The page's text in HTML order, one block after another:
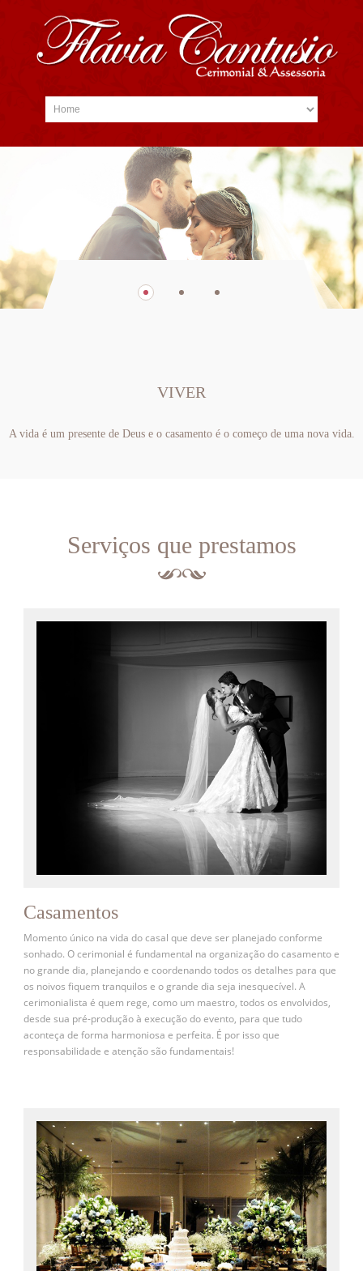
VIVER
A vida é um presente de Deus e o casamento é o começo de uma nova vida.
Serviços que prestamos
Casamentos
Momento único na vida do casal que deve ser planejado conforme
sonhado. O cerimonial é fundamental na organização do casamento e
no grande dia, planejando e coordenando todos os detalhes para que
os noivos fiquem tranquilos e o grande dia seja inesquecível. A
cerimonialista é quem rege, como um maestro, todos os envolvidos,
desde sua pré-produção à execução do evento, para que tudo
aconteça de forma harmoniosa e perfeita. É por isso que
responsabilidade e atenção são fundamentais!